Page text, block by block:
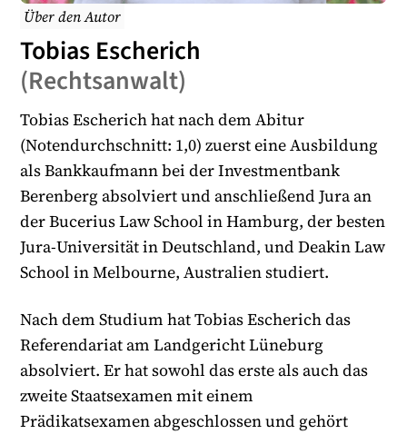
Über den Autor
Tobias Escherich
(Rechtsanwalt)
Tobias Escherich hat nach dem Abitur
(Notendurchschnitt: 1,0) zuerst eine Ausbildung
als Bankkaufmann bei der Investmentbank
Berenberg absolviert und anschließend Jura an
der Bucerius Law School in Hamburg, der besten
Jura-Universität in Deutschland, und Deakin Law
School in Melbourne, Australien studiert.
Nach dem Studium hat Tobias Escherich das
Referendariat am Landgericht Lüneburg
absolviert. Er hat sowohl das erste als auch das
zweite Staatsexamen mit einem
Prädikatsexamen abgeschlossen und gehört